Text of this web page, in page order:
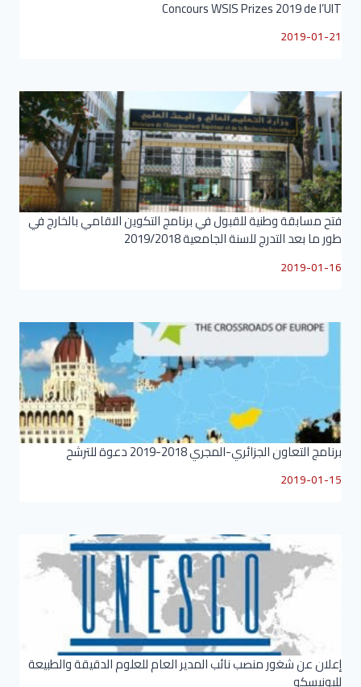
Concours WSIS Prizes 2019 de l’UIT
2019-01-21
فتح مسابقة وطنية للقبول في برنامج التكوين الاقامي بالخارج في
طور ما بعد التدرج للسنة الجامعية 2019/2018
2019-01-16
برنامج التعاون الجزائري-المجري 2018-2019 دعوة للترشح
2019-01-15
إعلان عن شغور منصب نائب المدير العام للعلوم الدقيقة والطبيعة
لليونيسكو